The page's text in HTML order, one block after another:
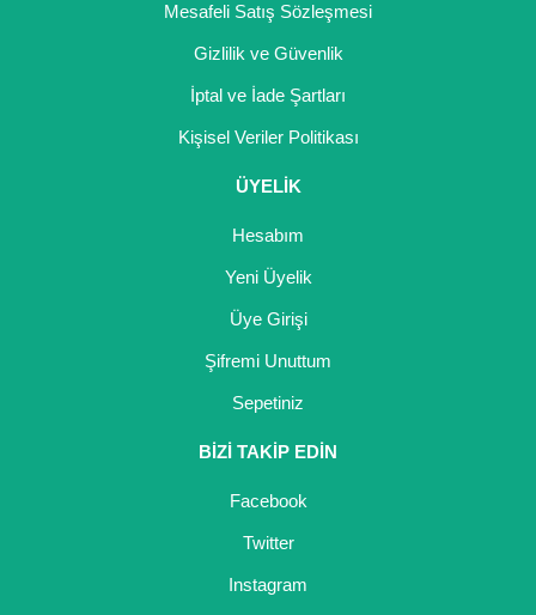
Mesafeli Satış Sözleşmesi
Gizlilik ve Güvenlik
İptal ve İade Şartları
Kişisel Veriler Politikası
ÜYELİK
Hesabım
Yeni Üyelik
Üye Girişi
Şifremi Unuttum
Sepetiniz
BİZİ TAKİP EDİN
Facebook
Twitter
Instagram